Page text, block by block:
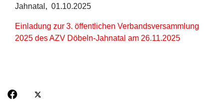
Jahnatal, 01.10.2025
Einladung zur 3. öffentlichen Verbandsversammlung
2025 des AZV Döbeln-Jahnatal am 26.11.2025